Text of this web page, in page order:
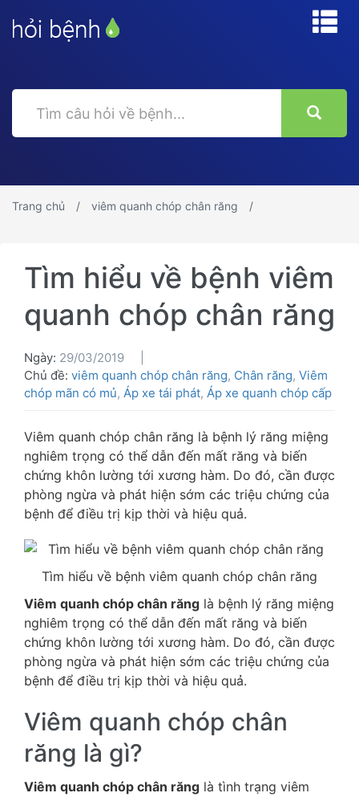
Trang chủ viêm quanh chóp chân răng
Tìm hiểu về bệnh viêm
quanh chóp chân răng
Ngày: 29/03/2019
Chủ đề: viêm quanh chóp chân răng, Chân răng, Viêm
chóp mãn có mủ, Áp xe tái phát, Áp xe quanh chóp cấp
Viêm quanh chóp chân răng là bệnh lý răng miệng
nghiêm trọng có thể dẫn đến mất răng và biến
chứng khôn lường tới xương hàm. Do đó, cần được
phòng ngừa và phát hiện sớm các triệu chứng của
bệnh để điều trị kịp thời và hiệu quả.
Tìm hiểu về bệnh viêm quanh chóp chân răng
Viêm quanh chóp chân răng là bệnh lý răng miệng
nghiêm trọng có thể dẫn đến mất răng và biến
chứng khôn lường tới xương hàm. Do đó, cần được
phòng ngừa và phát hiện sớm các triệu chứng của
bệnh để điều trị kịp thời và hiệu quả.
Viêm quanh chóp chân
răng là gì?
Viêm quanh chóp chân răng là tình trạng viêm